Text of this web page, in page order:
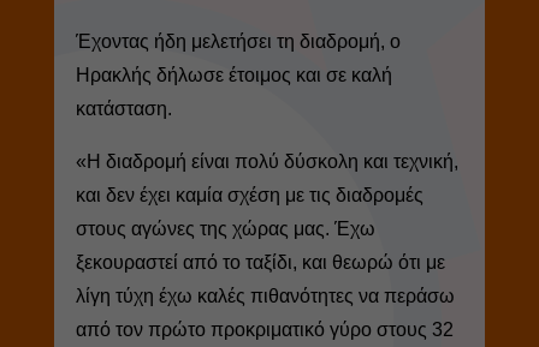
Έχοντας ήδη μελετήσει τη διαδρομή, ο
Ηρακλής δήλωσε έτοιμος και σε καλή
κατάσταση.
«Η διαδρομή είναι πολύ δύσκολη και τεχνική,
και δεν έχει καμία σχέση με τις διαδρομές
στους αγώνες της χώρας μας. Έχω
ξεκουραστεί από το ταξίδι, και θεωρώ ότι με
λίγη τύχη έχω καλές πιθανότητες να περάσω
από τον πρώτο προκριματικό γύρο στους 32